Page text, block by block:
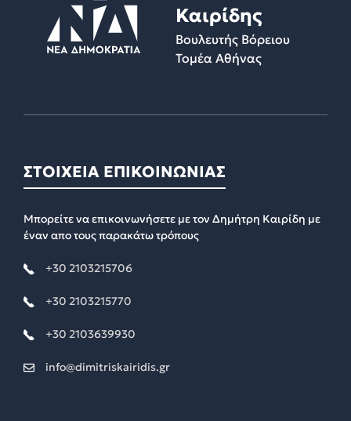
Καιρίδης
Βουλευτής Βόρειου
Τομέα Αθήνας
ΣΤΟΙΧΕΙΑ ΕΠΙΚΟΙΝΩΝΙΑΣ
Μπορείτε να επικοινωνήσετε με τον Δημήτρη Καιρίδη με
έναν απο τους παρακάτω τρόπους
+30 2103215706
+30 2103215770
+30 2103639930
info@dimitriskairidis.gr